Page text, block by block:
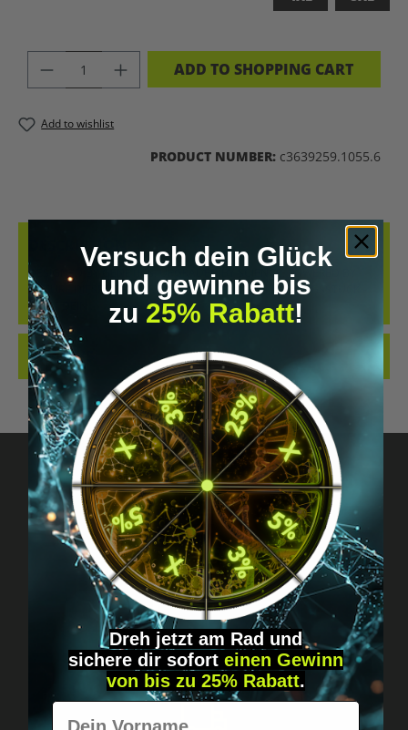
PRODUCT QUANTITY: ENTER THE
ADD TO SHOPPING CART
Add to wishlist
PRODUCT NUMBER: c3639259.1055.6
DESCRIPTION
DESIGNED BY GENETICS. UPGRADED BY SCIENCE. POWERED BY
NATURE.DIESES SHIRT IST MEHR ALS NUR EIN KLEIDUNGSSTÜCK –
ES IST DEIN…
MORE
REVIEWS
Got questions? Just message us!
Discreet, direct &
personal.
Versuch dein Glück
und gewinne bis
zu 25% Rabatt!
Dreh jetzt am Rad und
sichere dir sofort einen Gewinn
von bis zu 25% Rabatt.
Vorname